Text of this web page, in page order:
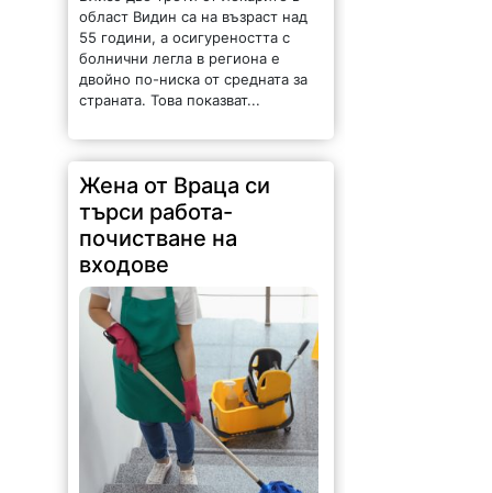
област Видин са на възраст над
55 години, а осигуреността с
болнични легла в региона е
двойно по-ниска от средната за
страната. Това показват...
Жена от Враца си
търси работа-
почистване на
входове